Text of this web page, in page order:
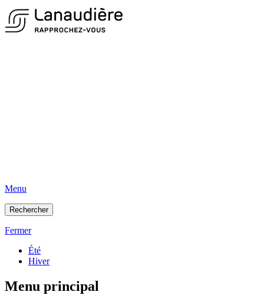
Menu
Rechercher
Fermer
Été
Hiver
Menu principal